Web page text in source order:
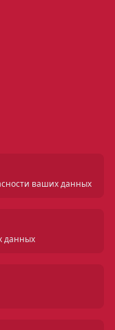
ваших данных
данных